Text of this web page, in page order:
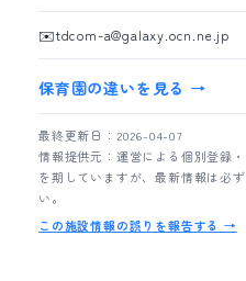
✉️tdcom-a@galaxy.ocn.ne.jp
保育園の違いを見る →
最終更新日：2026-04-07
情報提供元：運営による個別登録
を期していますが、最新情報は必
い。
この施設情報の誤りを報告する →